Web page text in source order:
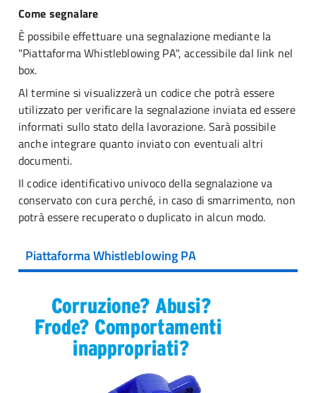
Come segnalare
È possibile effettuare una segnalazione mediante la
"Piattaforma Whistleblowing PA", accessibile dal link nel
box.
Al termine si visualizzerà un codice che potrà essere
utilizzato per verificare la segnalazione inviata ed essere
informati sullo stato della lavorazione. Sarà possibile
anche integrare quanto inviato con eventuali altri
documenti.
Il codice identificativo univoco della segnalazione va
conservato con cura perché, in caso di smarrimento, non
potrà essere recuperato o duplicato in alcun modo.
Piattaforma Whistleblowing PA